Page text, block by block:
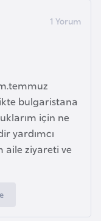
bulgaristana
için ne
yardımcı
aile ziyareti ve